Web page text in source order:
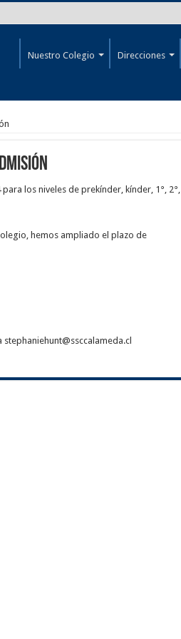
Direcciones
Nuestro Colegio
los niveles de prekínder, kínder, 1°, 2°,
hemos ampliado el plazo de